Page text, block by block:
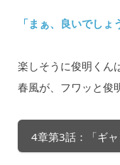
「まぁ、良いでしょ
楽しそうに俊明くん
春風が、フワッと俊
4章第3話：「ギャ